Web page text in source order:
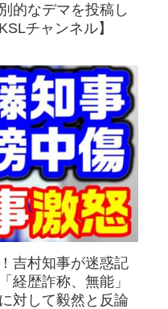
的なデマを投稿し
チャンネル】
吉村知事が迷惑記
経歴詐称、無能」
対して毅然と反論